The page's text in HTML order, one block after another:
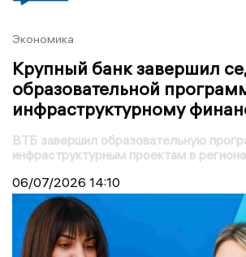
Экономика
Крупный банк завершил
образовательной
инфраструктурному
ВТБ завершил образовательную
инфраструктурным проектам в
06/07/2026 14:10